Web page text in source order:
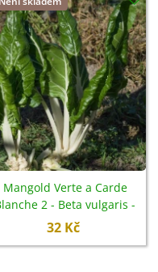
Mangold Verte a Carde
2 - Beta vulgaris -
semena - 50 ks
32 Kč